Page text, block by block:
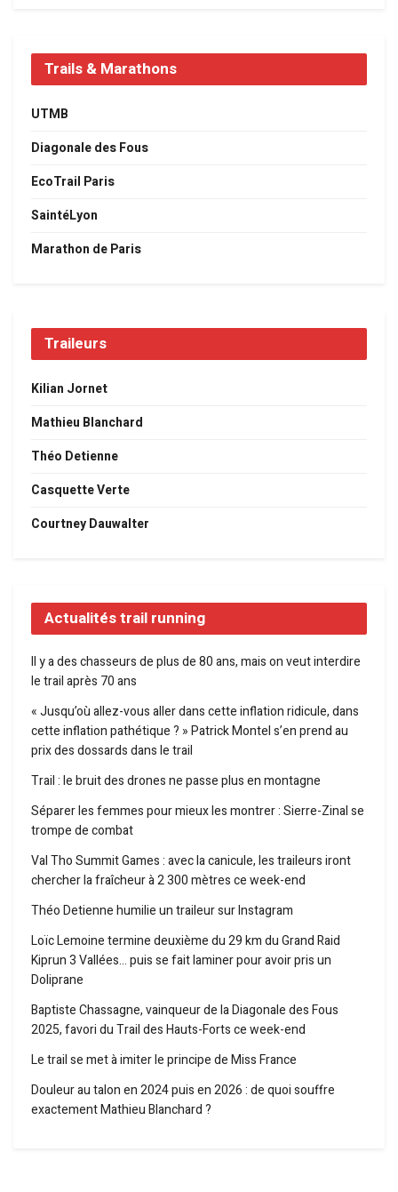
Trails & Marathons
UTMB
Diagonale des Fous
EcoTrail Paris
SaintéLyon
Marathon de Paris
Traileurs
Kilian Jornet
Mathieu Blanchard
Théo Detienne
Casquette Verte
Courtney Dauwalter
Actualités trail running
Il y a des chasseurs de plus de 80 ans, mais on veut interdire
le trail après 70 ans
« Jusqu’où allez-vous aller dans cette inflation ridicule, dans
cette inflation pathétique ? » Patrick Montel s’en prend au
prix des dossards dans le trail
Trail : le bruit des drones ne passe plus en montagne
Séparer les femmes pour mieux les montrer : Sierre-Zinal se
trompe de combat
Val Tho Summit Games : avec la canicule, les traileurs iront
chercher la fraîcheur à 2 300 mètres ce week-end
Théo Detienne humilie un traileur sur Instagram
Loïc Lemoine termine deuxième du 29 km du Grand Raid
Kiprun 3 Vallées… puis se fait laminer pour avoir pris un
Doliprane
Baptiste Chassagne, vainqueur de la Diagonale des Fous
2025, favori du Trail des Hauts-Forts ce week-end
Le trail se met à imiter le principe de Miss France
Douleur au talon en 2024 puis en 2026 : de quoi souffre
exactement Mathieu Blanchard ?